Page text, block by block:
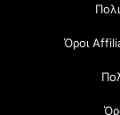
Όροι